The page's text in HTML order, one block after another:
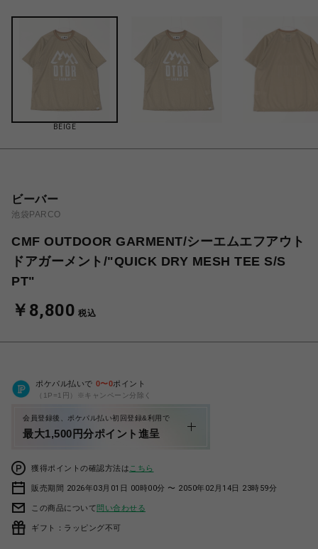
BEIGE
ビーバー
池袋PARCO
CMF OUTDOOR GARMENT/シーエムエフアウト
ドアガーメント/"QUICK DRY MESH TEE S/S
PT"
￥8,800 税込
ポケパル払いで 0〜0ポイント
（1P=1円）※キャンペーン分除く
会員登録後、ポケパル払い初回登録&利用で
最大1,500円分ポイント進呈
獲得ポイントの確認方法は こちら
販売期間 2026年03月01日 00時00分 〜 2050年02月14日 23時59分
この商品について問い合わせる
ギフト：ラッピング不可